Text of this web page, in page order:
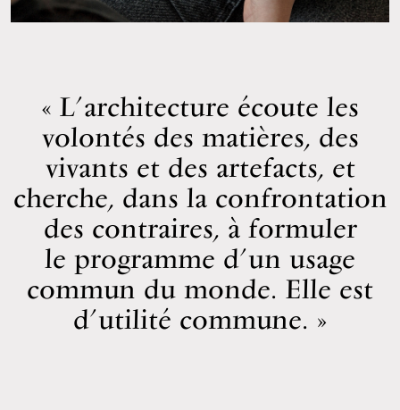
L’architecture écoute les
volontés des matières, des
vivants et des artefacts, et
cherche, dans la confrontation
des contraires, à formuler
le programme d’un usage
commun du monde. Elle est
d’utilité commune.